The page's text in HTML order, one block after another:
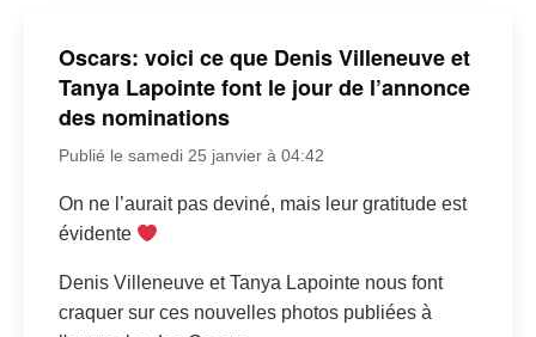
Oscars: voici ce que Denis Villeneuve et
Tanya Lapointe font le jour de l’annonce
des nominations
Publié le samedi 25 janvier à 04:42
On ne l’aurait pas deviné, mais leur gratitude est
évidente
Denis Villeneuve et Tanya Lapointe nous font
craquer sur ces nouvelles photos publiées à